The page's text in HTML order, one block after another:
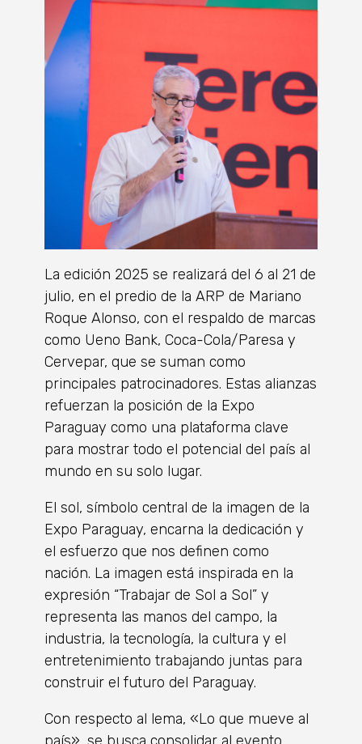
La edición 2025 se realizará del 6 al 21 de
julio, en el predio de la ARP de Mariano
Roque Alonso, con el respaldo de marcas
como Ueno Bank, Coca-Cola/Paresa y
Cervepar, que se suman como
principales patrocinadores. Estas alianzas
refuerzan la posición de la Expo
Paraguay como una plataforma clave
para mostrar todo el potencial del país al
mundo en su solo lugar.
El sol, símbolo central de la imagen de la
Expo Paraguay, encarna la dedicación y
el esfuerzo que nos definen como
nación. La imagen está inspirada en la
expresión “Trabajar de Sol a Sol” y
representa las manos del campo, la
industria, la tecnología, la cultura y el
entretenimiento trabajando juntas para
construir el futuro del Paraguay.
Con respecto al lema, «Lo que mueve al